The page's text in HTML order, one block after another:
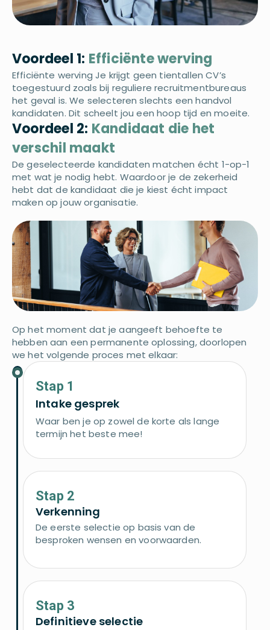
Voordeel 1: Efficiënte werving
Efficiënte werving Je krijgt geen tientallen CV’s
toegestuurd zoals bij reguliere recruitmentbureaus
het geval is. We selecteren slechts een handvol
kandidaten. Dit scheelt jou een hoop tijd en moeite.
Voordeel 2: Kandidaat die het
verschil maakt
De geselecteerde kandidaten matchen écht 1-op-1
met wat je nodig hebt. Waardoor je de zekerheid
hebt dat de kandidaat die je kiest écht impact
maken op jouw organisatie.
Op het moment dat je aangeeft behoefte te
hebben aan een permanente oplossing, doorlopen
we het volgende proces met elkaar:
Stap 1
Intake gesprek
Waar ben je op zowel de korte als lange
termijn het beste mee!
Stap 2
Verkenning
De eerste selectie op basis van de
besproken wensen en voorwaarden.
Stap 3
Definitieve selectie